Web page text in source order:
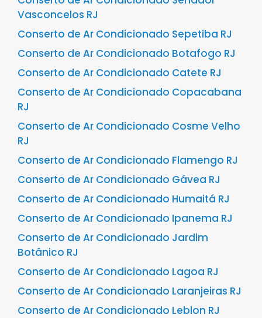
Vasconcelos RJ
Conserto de Ar Condicionado Sepetiba RJ
Conserto de Ar Condicionado Botafogo RJ
Conserto de Ar Condicionado Catete RJ
Conserto de Ar Condicionado Copacabana
RJ
Conserto de Ar Condicionado Cosme Velho
RJ
Conserto de Ar Condicionado Flamengo RJ
Conserto de Ar Condicionado Gávea RJ
Conserto de Ar Condicionado Humaitá RJ
Conserto de Ar Condicionado Ipanema RJ
Conserto de Ar Condicionado Jardim
Botânico RJ
Conserto de Ar Condicionado Lagoa RJ
Conserto de Ar Condicionado Laranjeiras RJ
Conserto de Ar Condicionado Leblon RJ